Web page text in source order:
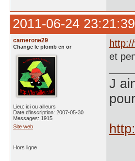
2011-06-24 23:21:39
camerone29
Change le plomb en or
Lieu: ici ou ailleurs
Date d'inscription: 2007-05-30
Messages: 1915
Site web
et
J
Hors ligne